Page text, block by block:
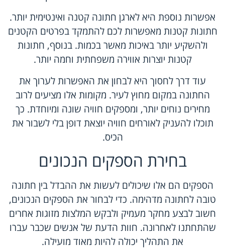
אפשרות נוספת היא לארגן חתונה קטנה ואינטימית יותר.
חתונות קטנות מאפשרות לכם להתמקד בפרטים הקטנים
ולהשקיע יותר באיכות מאשר בכמות. בנוסף, חתונות
קטנות יוצרות אווירה משפחתית וחמה יותר.
עוד דרך לחסוך היא לבחון את האפשרות לערוך את
החתונה במקום מחוץ לעיר. מקומות אלו מציעים לרוב
מחירים נוחים יותר, ומספקים חוויה שונה ומיוחדת. כך
תוכלו להעניק לאורחים חוויה יוצאת דופן בלי לשבור את
הכיס.
בחירת הספקים הנכונים
הספקים הם אלו שיכולים לעשות את ההבדל בין חתונה
טובה לחתונה מדהימה. כדי לבחור את הספקים הנכונים,
חשוב לבצע מחקר מעמיק ולבקש המלצות מזוגות אחרים
שהתחתנו לאחרונה. חוות הדעת של אנשים שכבר עברו
את התהליך יכולה להיות מאוד מועילה.